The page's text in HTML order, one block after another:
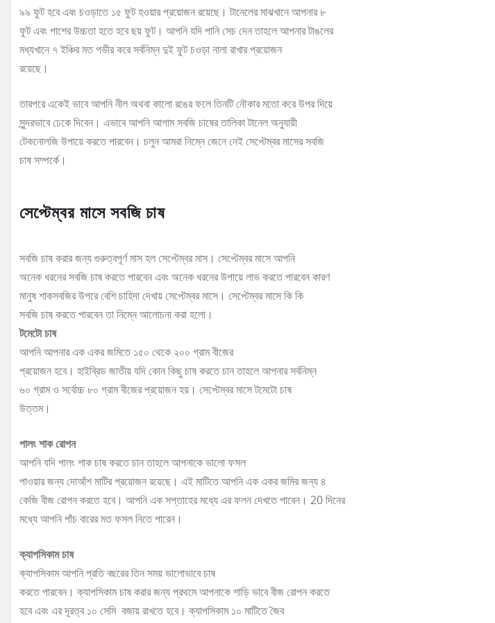
৯৯ ফুট হবে এবং চওড়াতে ১৫ ফুট হওয়ার প্রয়োজন রয়েছে। টানেলের মাঝখানে আপনার ৮
ফুট এবং পাশের উচ্চতা হতে হবে ছয় ফুট। আপনি যদি পানি সেচ দেন তাহলে আপনার টাঙলের
মধ্যখানে ৭ ইঞ্চির মত গভীর করে সর্বনিম্ন দুই ফুট চওড়া নালা রাখার প্রয়োজন
রয়েছে।
তারপরে একেই ভাবে আপনি নীল অথবা কালো রঙের ফলে তিনটি নৌকার মতো করে উপর দিয়ে
সুন্দরভাবে ঢেকে দিবেন। এভাবে আপনি আগাম সবজি চাষের তালিকা টানেল অনুযায়ী
টেকনোলজি উপায়ে করতে পারবেন। চলুন আমরা নিম্নে জেনে নেই সেপ্টেম্বর মাসের সবজি
চাষ সম্পর্কে।
সেপ্টেম্বর মাসে সবজি চাষ
সবজি চাষ করার জন্য গুরুত্বপূর্ণ মাস হল সেপ্টেম্বর মাস। সেপ্টেম্বর মাসে আপনি
অনেক ধরনের সবজি চাষ করতে পারবেন এবং অনেক ধরনের উপায়ে লাভ করতে পারবেন কারণ
মানুষ শাকসবজির উপরে বেশি চাহিদা দেখায় সেপ্টেম্বর মাসে। সেপ্টেম্বর মাসে কি কি
সবজি চাষ করতে পারবেন তা নিম্নে আলোচনা করা হলো।
টমেটো চাষ
আপনি আপনার এক একর জমিতে ১৫০ থেকে ২০০ গ্রাম বীজের
প্রয়োজন হবে। হাইব্রিড জাতীয় যদি কোন কিছু চাষ করতে চান তাহলে আপনার সর্বনিম্ন
৬০ গ্রাম ও সর্বোচ্চ ৮০ গ্রাম বীজের প্রয়োজন হয়। সেপ্টেম্বর মাসে টমেটো চাষ
উত্তম।
পালং শাক রোপন
আপনি যদি পালং শাক চাষ করতে চান তাহলে আপনাকে ভালো ফসল
পাওয়ার জন্য দোআঁশ মাটির প্রয়োজন রয়েছে। এই মাটিতে আপনি এক একর জমির জন্য ৪
কেজি বীজ রোপন করতে হবে। আপনি এক সপ্তাহের মধ্যে এর ফলন দেখতে পাবেন। 20 দিনের
মধ্যে আপনি পাঁচ বারের মত ফসল নিতে পারেন।
ক্যাপসিকাম চাষ
ক্যাপসিকাম আপনি প্রতি বছরের তিন সময় ভালোভাবে চাষ
করতে পারবেন। ক্যাপসিকাম চাষ করার জন্য প্রথমে আপনাকে শাড়ি ভাবে বীজ রোপন করতে
হবে এবং এর দূরত্ব ১০ সেমি বজায় রাখতে হবে। ক্যাপসিকাম ১০ মাটিতে জৈব